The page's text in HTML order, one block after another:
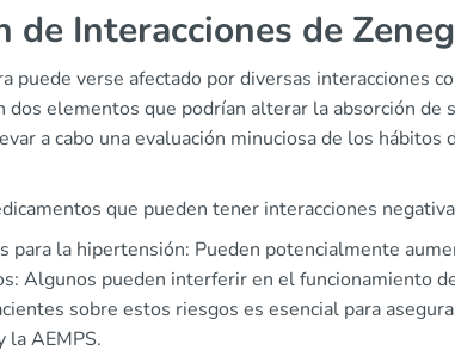
de Interacciones de
puede verse afectado por diversas interacciones
dos elementos que podrían alterar la absorción
a cabo una evaluación minuciosa de los
que pueden tener interacciones
para la hipertensión: Pueden potencialmente
Algunos pueden interferir en el funcionamiento
sobre estos riesgos es esencial para
la AEMPS.